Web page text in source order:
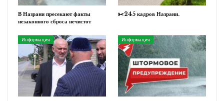
В Назрани пресекают факты
незаконного сброса нечистот
✂️245 кадров Назрани.
Информация Информация